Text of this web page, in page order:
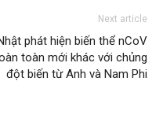
Next article
phát hiện biến thể nCoV
toàn mới khác với chủng
đột biến từ Anh và Nam Phi